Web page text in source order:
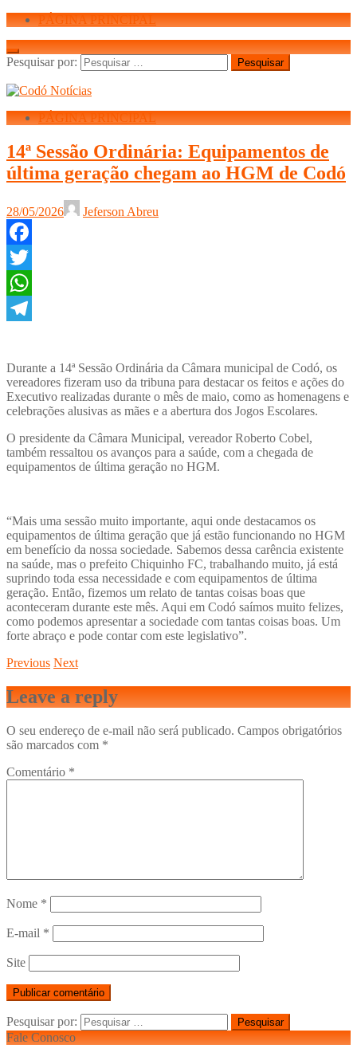
PÁGINA PRINCIPAL
Pesquisar por:
PÁGINA PRINCIPAL
14ª Sessão Ordinária: Equipamentos de
última geração chegam ao HGM de Codó
28/05/2026 Jeferson Abreu
Facebook
Twitter
WhatsApp
Durante a 14ª Sessão Ordinária da Câmara municipal de Codó, os
vereadores fizeram uso da tribuna para destacar os feitos e ações do
Executivo realizadas durante o mês de maio, como as homenagens e
celebrações alusivas as mães e a abertura dos Jogos Escolares.
O presidente da Câmara Municipal, vereador Roberto Cobel,
também ressaltou os avanços para a saúde, com a chegada de
equipamentos de última geração no HGM.
“Mais uma sessão muito importante, aqui onde destacamos os
equipamentos de última geração que já estão funcionando no HGM
em benefício da nossa sociedade. Sabemos dessa carência existente
na saúde, mas o prefeito Chiquinho FC, trabalhando muito, já está
suprindo toda essa necessidade e com equipamentos de última
geração. Então, fizemos um relato de tantas coisas boas que
aconteceram durante este mês. Aqui em Codó saímos muito felizes,
como podemos apresentar a sociedade com tantas coisas boas. Um
forte abraço e pode contar com este legislativo”.
Previous Next
Leave a reply
O seu endereço de e-mail não será publicado. Campos obrigatórios
são marcados com *
Comentário *
Nome *
E-mail *
Site
Pesquisar por:
Fale Conosco